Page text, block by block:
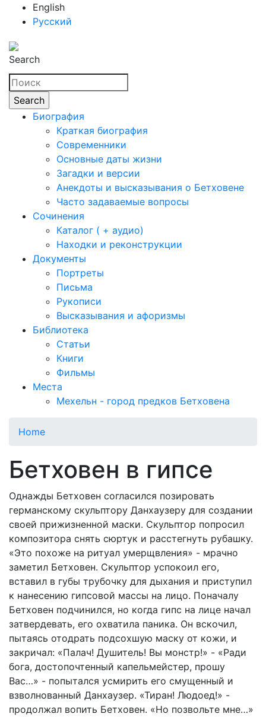
English
Русский
Search
Биография
Краткая биография
Современники
Основные даты жизни
Загадки и версии
Анекдоты и высказывания о Бетховене
Часто задаваемые вопросы
Сочинения
Каталог ( + аудио)
Находки и реконструкции
Документы
Портреты
Письма
Рукописи
Высказывания и афоризмы
Библиотека
Статьи
Книги
Фильмы
Места
Мехельн - город предков Бетховена
Home
Бетховен в гипсе
Однажды Бетховен согласился позировать
германскому скульптору Данхаузеру для создании
своей прижизненной маски. Скульптор попросил
композитора снять сюртук и расстегнуть рубашку.
«Это похоже на ритуал умерщвления» - мрачно
заметил Бетховен. Скульптор успокоил его,
вставил в губы трубочку для дыхания и приступил
к нанесению гипсовой массы на лицо. Поначалу
Бетховен подчинился, но когда гипс на лице начал
затвердевать, его охватила паника. Он вскочил,
пытаясь отодрать подсохшую маску от кожи, и
закричал: «Палач! Душитель! Вы монстр!» - «Ради
бога, достопочтенный капельмейстер, прошу
Вас…» - попытался усмирить его смущенный и
взволнованный Данхаузер. «Тиран! Людоед!» -
продолжал вопить Бетховен. «Но позвольте мне…»